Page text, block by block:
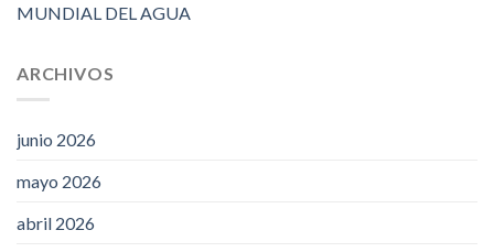
MUNDIAL DEL AGUA
ARCHIVOS
junio 2026
mayo 2026
abril 2026